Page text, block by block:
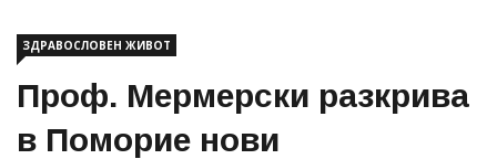
ЗДРАВОСЛОВЕН ЖИВОТ
Проф. Мермерски разкрива
в Поморие нови